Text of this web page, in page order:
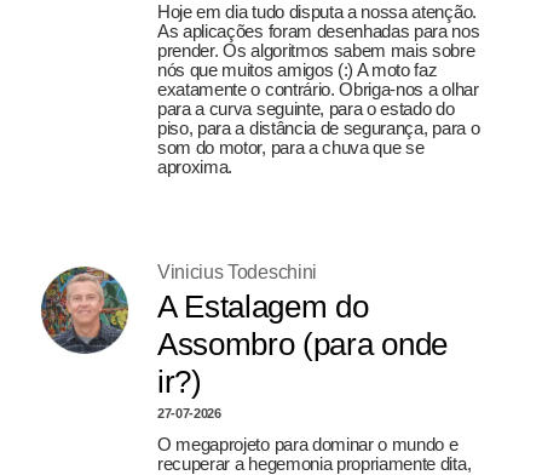
Hoje em dia tudo disputa a nossa atenção.
As aplicações foram desenhadas para nos
prender. Os algoritmos sabem mais sobre
nós que muitos amigos (:) A moto faz
exatamente o contrário. Obriga-nos a olhar
para a curva seguinte, para o estado do
piso, para a distância de segurança, para o
som do motor, para a chuva que se
aproxima.
Vinicius Todeschini
A Estalagem do
Assombro (para onde
ir?)
27-07-2026
O megaprojeto para dominar o mundo e
recuperar a hegemonia propriamente dita,